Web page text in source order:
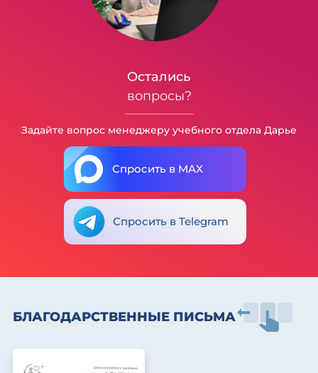
Остались
вопросы?
Задайте вопрос менеджеру учебного отдела Дарье
Спросить в MAX
Спросить в Telegram
БЛАГОДАРСТВЕННЫЕ ПИСЬМА